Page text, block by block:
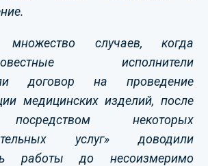
множество случаев, когда
исполнители
договор на проведение
медицинских изделий, после
некоторых
услуг» доводили
работы до несоизмеримо